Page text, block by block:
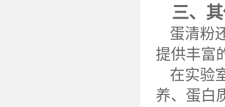
三、
蛋清粉
提供丰富
在实验
养、蛋白